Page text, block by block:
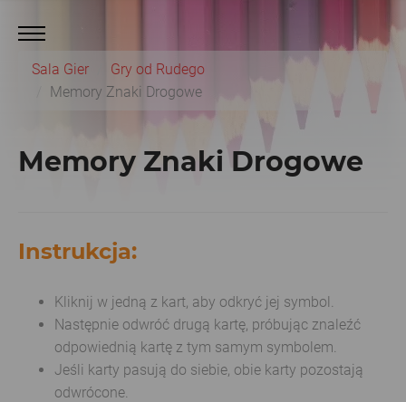
Sala Gier
Gry od Rudego
Memory Znaki Drogowe
Memory Znaki Drogowe
Instrukcja:
Kliknij w jedną z kart, aby odkryć jej symbol.
Następnie odwróć drugą kartę, próbując znaleźć
odpowiednią kartę z tym samym symbolem.
Jeśli karty pasują do siebie, obie karty pozostają
odwrócone.